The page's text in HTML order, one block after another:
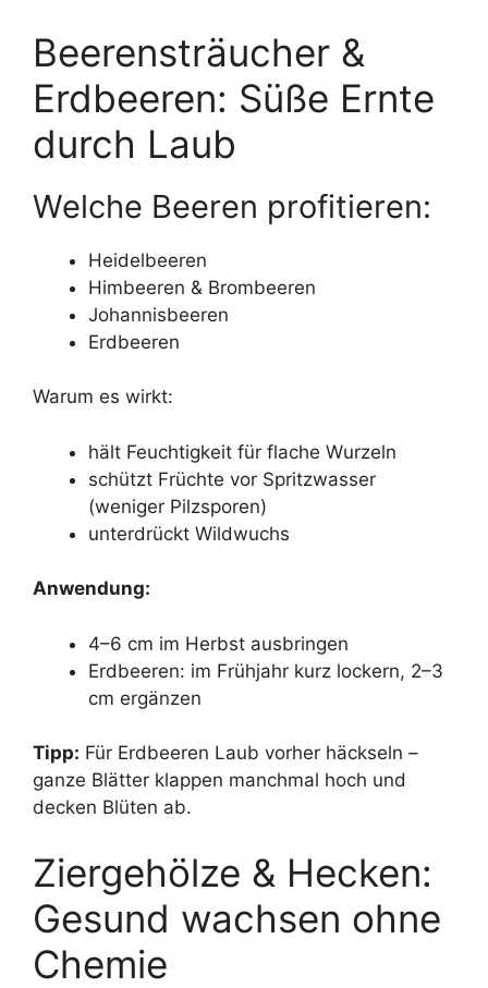
Beerensträucher &
Erdbeeren: Süße Ernte
durch Laub
Welche Beeren profitieren:
Heidelbeeren
Himbeeren & Brombeeren
Johannisbeeren
Erdbeeren
Warum es wirkt:
hält Feuchtigkeit für flache Wurzeln
schützt Früchte vor Spritzwasser
(weniger Pilzsporen)
unterdrückt Wildwuchs
Anwendung:
4–6 cm im Herbst ausbringen
Erdbeeren: im Frühjahr kurz lockern, 2–3
cm ergänzen
Tipp: Für Erdbeeren Laub vorher häckseln –
ganze Blätter klappen manchmal hoch und
decken Blüten ab.
Ziergehölze & Hecken:
Gesund wachsen ohne
Chemie